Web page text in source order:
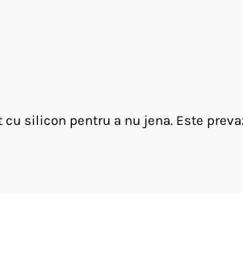
silicon pentru a nu jena. Este